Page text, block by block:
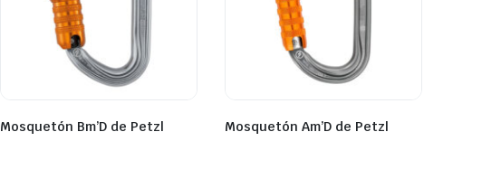
Mosquetón Bm’D de Petzl Mosquetón Am’D de Petzl